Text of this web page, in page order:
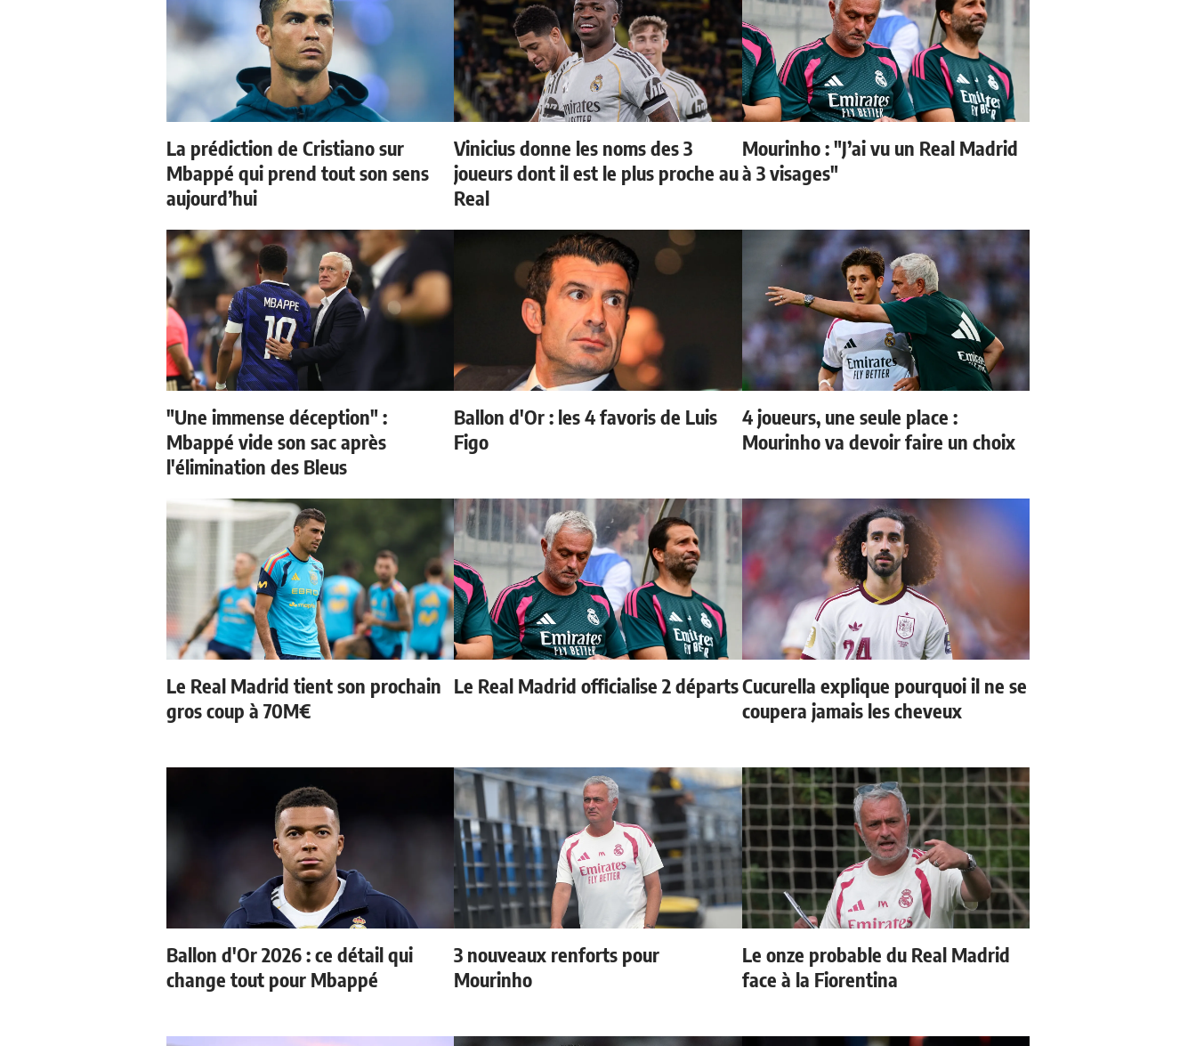
La prédiction de Cristiano sur
Mbappé qui prend tout son sens
aujourd’hui
Vinicius donne les noms des 3
joueurs dont il est le plus proche au
Real
Mourinho : "J’ai vu un Real Madrid
à 3 visages"
"Une immense déception" :
Mbappé vide son sac après
l'élimination des Bleus
Ballon d'Or : les 4 favoris de Luis
Figo
4 joueurs, une seule place :
Mourinho va devoir faire un choix
Le Real Madrid tient son prochain
gros coup à 70M€
Le Real Madrid officialise 2 départsCucurella explique pourquoi il ne se
coupera jamais les cheveux
Ballon d'Or 2026 : ce détail qui
change tout pour Mbappé
3 nouveaux renforts pour
Mourinho
Le onze probable du Real Madrid
face à la Fiorentina